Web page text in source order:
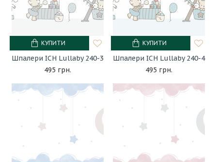
Шпалери ICH Lullaby 240-3
495 грн.
КУПИТИ
Шпалери ICH Lullaby 240-4
495 грн.
КУПИТИ